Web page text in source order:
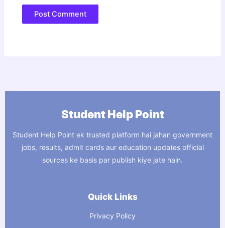
Student Help Point
Student Help Point ek trusted platform hai jahan government
jobs, results, admit cards aur education updates official
sources ke basis par publish kiye jate hain.
Quick Links
Privacy Policy